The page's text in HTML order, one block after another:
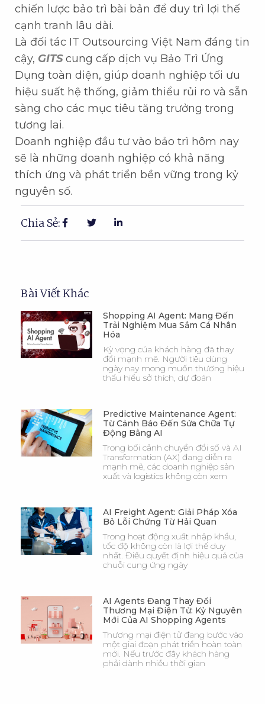
chiến lược bảo trì bài bản để duy trì lợi thế
cạnh tranh lâu dài.
Là đối tác IT Outsourcing Việt Nam đáng tin
cậy, GITScung cấp dịch vụ Bảo Trì Ứng
Dụng toàn diện, giúp doanh nghiệp tối ưu
hiệu suất hệ thống, giảm thiểu rủi ro và sẵn
sàng cho các mục tiêu tăng trưởng trong
tương lai.
Doanh nghiệp đầu tư vào bảo trì hôm nay
sẽ là những doanh nghiệp có khả năng
thích ứng và phát triển bền vững trong kỷ
nguyên số.
Chia Sẻ:
Bài Viết Khác
Shopping AI Agent: Mang Đến
Trải Nghiệm Mua Sắm Cá Nhân
Hóa
Kỳ vọng của khách hàng đã thay
đổi mạnh mẽ. Người tiêu dùng
ngày nay mong muốn thương hiệu
thấu hiểu sở thích, dự đoán
Predictive Maintenance Agent:
Từ Cảnh Báo Đến Sửa Chữa Tự
Động Bằng AI
Trong bối cảnh chuyển đổi số và AI
Transformation (AX) đang diễn ra
mạnh mẽ, các doanh nghiệp sản
xuất và logistics không còn xem
AI Freight Agent: Giải Pháp Xóa
Bỏ Lỗi Chứng Từ Hải Quan
Trong hoạt động xuất nhập khẩu,
tốc độ không còn là lợi thế duy
nhất. Điều quyết định hiệu quả của
chuỗi cung ứng ngày
AI Agents Đang Thay Đổi
Thương Mại Điện Tử: Kỷ Nguyên
Mới Của AI Shopping Agents
Thương mại điện tử đang bước vào
một giai đoạn phát triển hoàn toàn
mới. Nếu trước đây khách hàng
phải dành nhiều thời gian